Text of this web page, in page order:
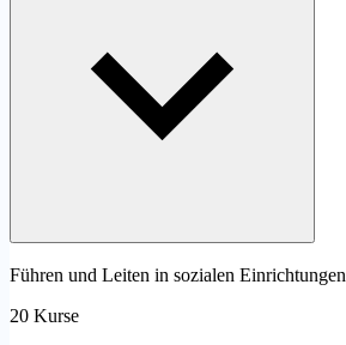
Führen und Leiten in sozialen Einrichtungen
20 Kurse